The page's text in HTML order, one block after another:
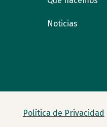
Noticias
Política de Privacidad